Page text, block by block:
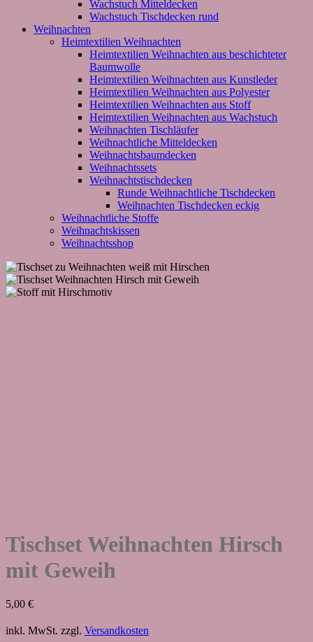
Wachstuch Mitteldecken
Wachstuch Tischdecken rund
Weihnachten
Heimtextilien Weihnachten
Heimtextilien Weihnachten aus beschichteter
Baumwolle
Heimtextilien Weihnachten aus Kunstleder
Heimtextilien Weihnachten aus Polyester
Heimtextilien Weihnachten aus Stoff
Heimtextilien Weihnachten aus Wachstuch
Weihnachten Tischläufer
Weihnachtliche Mitteldecken
Weihnachtsbaumdecken
Weihnachtssets
Weihnachtstischdecken
Runde Weihnachtliche Tischdecken
Weihnachten Tischdecken eckig
Weihnachtliche Stoffe
Weihnachtskissen
Weihnachtsshop
Tischset Weihnachten Hirsch
mit Geweih
5,00 €
inkl. MwSt. zzgl. Versandkosten